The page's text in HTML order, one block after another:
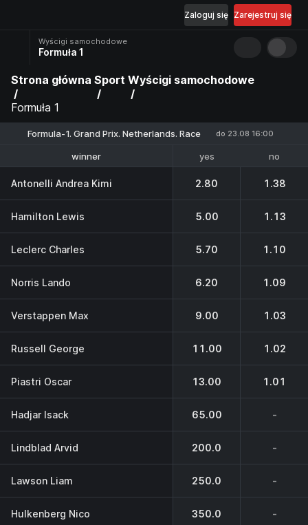
Zarejestruj się
Zaloguj się
Wyścigi samochodowe
Formuła 1
Strona główna Sport Wyścigi samochodowe
Formuła 1
Formula-1. Grand Prix. Netherlands. Race do 23.08 16:00
winner 1-3 place
yes no
Antonelli Andrea Kimi 2.80 1.38
Hamilton Lewis 5.00 1.13
Leclerc Charles 5.70 1.10
Norris Lando 6.20 1.09
Verstappen Max 9.00 1.03
Russell George 11.00 1.02
Piastri Oscar 13.00 1.01
Hadjar Isack 65.00 -
Lindblad Arvid 200.0 -
Lawson Liam 250.0 -
Hulkenberg Nico 350.0 -